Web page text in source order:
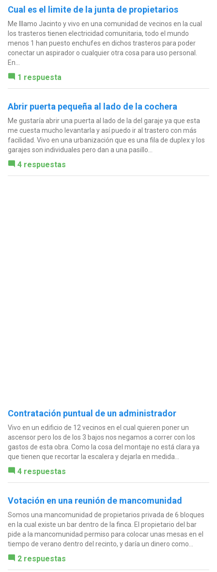
Cual es el limite de la junta de propietarios
Me lllamo Jacinto y vivo en una comunidad de vecinos en la cual
los trasteros tienen electricidad comunitaria, todo el mundo
menos 1 han puesto enchufes en dichos trasteros para poder
conectar un aspirador o cualquier otra cosa para uso personal.
En...
1 respuesta
Abrir puerta pequeña al lado de la cochera
Me gustaría abrir una puerta al lado de la del garaje ya que esta
me cuesta mucho levantarla y así puedo ir al trastero con más
facilidad. Vivo en una urbanización que es una fila de duplex y los
garajes son individuales pero dan a una pasillo...
4 respuestas
Contratación puntual de un administrador
Vivo en un edificio de 12 vecinos en el cual quieren poner un
ascensor pero los de los 3 bajos nos negamos a correr con los
gastos de esta obra. Como la cosa del montaje no está clara ya
que tienen que recortar la escalera y dejarla en medida...
4 respuestas
Votación en una reunión de mancomunidad
Somos una mancomunidad de propietarios privada de 6 bloques
en la cual existe un bar dentro de la finca. El propietario del bar
pide a la mancomunidad permiso para colocar unas mesas en el
tiempo de verano dentro del recinto, y daría un dinero como...
2 respuestas